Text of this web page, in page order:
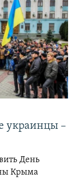
украинцы –
День
Крыма